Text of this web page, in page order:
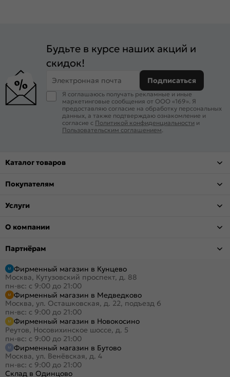
Будьте в курсе наших акций и
скидок!
Электронная почта Подписаться
Я соглашаюсь получать рекламные и иные
маркетинговые сообщения от ООО «169». Я
предоставляю согласие на обработку персональных
данных, а также подтверждаю ознакомление и
согласие с Политикой конфиденциальности и
Пользовательским соглашением.
Каталог товаров
Покупателям
Услуги
О компании
Партнёрам
Фирменный магазин в Кунцево
Москва, Кутузовский проспект, д. 88
пн-вс: с 9:00 до 21:00
Фирменный магазин в Медведково
Москва, ул. Осташковская, д. 22, подъезд 6
пн-вс: с 9:00 до 21:00
Фирменный магазин в Новокосино
Реутов, Носовихинское шоссе, д. 5
пн-вс: с 9:00 до 21:00
Фирменный магазин в Бутово
Москва, ул. Венёвская, д. 4
пн-вс: с 9:00 до 21:00
Склад в Одинцово